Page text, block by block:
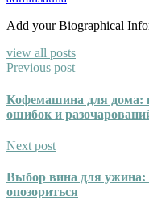
Add your Biographical
view all posts
Previous post
Кофемашина для дома:
ошибок и
Next post
Выбор вина для ужина:
опозориться